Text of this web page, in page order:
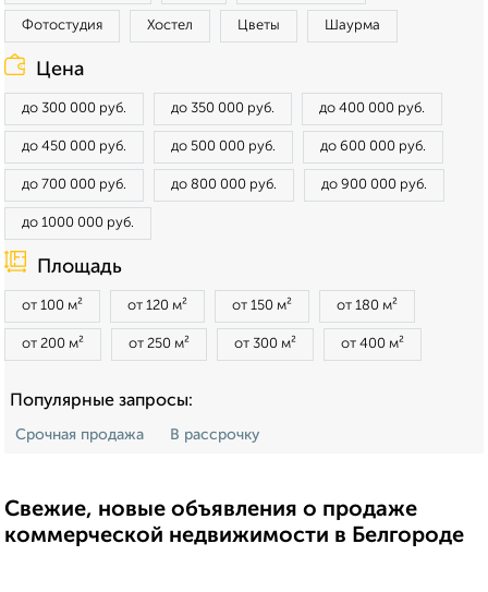
Фотостудия Хостел Цветы Шаурма
Цена
до 300 000 руб. до 350 000 руб. до 400 000 руб.
до 450 000 руб. до 500 000 руб. до 600 000 руб.
до 700 000 руб. до 800 000 руб. до 900 000 руб.
до 1000 000 руб.
Площадь
от 100 м² от 120 м² от 150 м² от 180 м²
от 200 м² от 250 м² от 300 м² от 400 м²
Популярные запросы:
Срочная продажа В рассрочку
Свежие, новые объявления о продаже
коммерческой недвижимости в Белгороде